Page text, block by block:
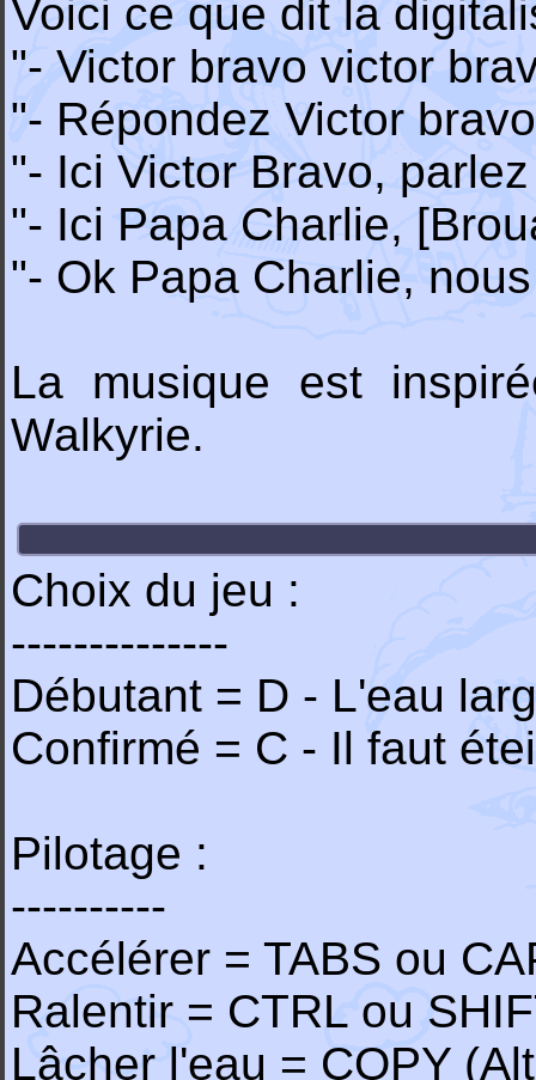
Voici ce que dit la
"- Victor bravo victor
"- Répondez Victor
"- Ici Victor Bravo,
"- Ici Papa Charlie,
"- Ok Papa Charlie,
La musique est
Walkyrie.
Choix du jeu :
--------------
Débutant = D - L'eau
Confirmé = C - Il faut
Pilotage :
----------
Accélérer = TABS ou
Ralentir = CTRL ou
Lâcher l'eau = COPY